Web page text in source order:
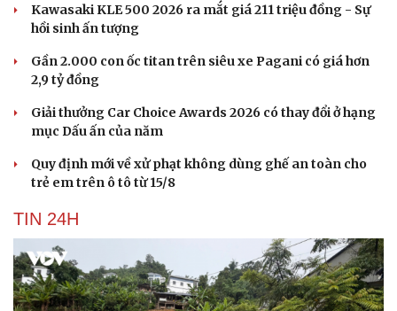
Kawasaki KLE 500 2026 ra mắt giá 211 triệu đồng - Sự
hồi sinh ấn tượng
Gần 2.000 con ốc titan trên siêu xe Pagani có giá hơn
2,9 tỷ đồng
Giải thưởng Car Choice Awards 2026 có thay đổi ở hạng
mục Dấu ấn của năm
Quy định mới về xử phạt không dùng ghế an toàn cho
trẻ em trên ô tô từ 15/8
TIN 24H